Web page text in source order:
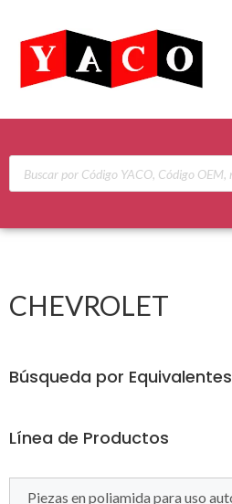
CHEVROLET
Búsqueda por Equivalentes
Línea de Productos